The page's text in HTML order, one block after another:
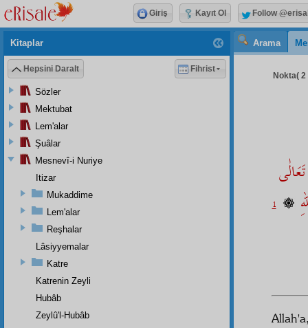
Arama
Nokta( 2
1
Kitaplar
Hepsini Daralt Fihrist
Sözler
Mektubat
Lem'alar
Şuâlar
Mesnevî-i Nuriye
Itizar
Mukaddime
Lem'alar
Reşhalar
Lâsiyyemalar
Katre
Katrenin Zeyli
Hubâb
Zeylû'l-Hubâb
Giriş Kayıt Ol Follow